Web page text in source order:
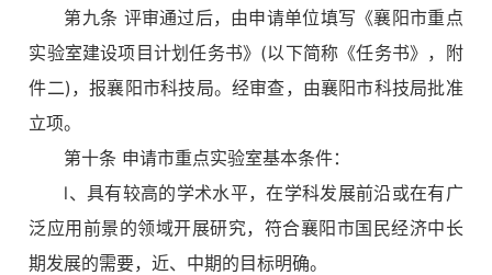
第九条 评审通过后，由申请单位填写《襄阳市重点
实验室建设项目计划任务书》(以下简称《任务书》，附
件二)，报襄阳市科技局。经审查，由襄阳市科技局批准
立项。
第十条 申请市重点实验室基本条件：
l、具有较高的学术水平，在学科发展前沿或在有广
泛应用前景的领域开展研究，符合襄阳市国民经济中长
期发展的需要，近、中期的目标明确。